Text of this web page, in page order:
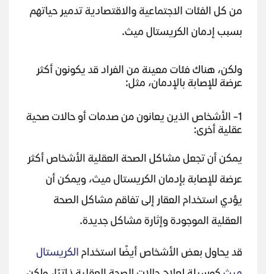
من كل الفئات الاجتماعية والاقتصادية تدمير حياتهم
بسبب إدمان الكريستال ميث.
ولكن، هناك فئات معينة من الفراد قد يكونون أكثر
عرضة للإصابة بالإدمان، مثل:
1- الأشخاص الذين يعانون من صدمات أو حالات صحية
عقلية أخرى:
يمكن أن تجعل مشاكل الصحة العقلية الأشخاص أكثر
عرضة للإصابة بإدمان الكريستال ميث، ويمكن أن
يؤدي استخدام العقار إلى تفاقم مشاكل الصحة
العقلية الموجودة وإثارة مشاكل جديدة.
قد يحاول بعض الأشخاص أيضًا استخدام الكريستال